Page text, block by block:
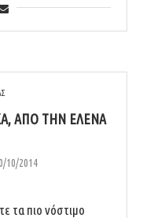
ΑΠΌ ΤΗΝ ΈΛΕΝΑ
10/2014
τα πιο νόστιμο